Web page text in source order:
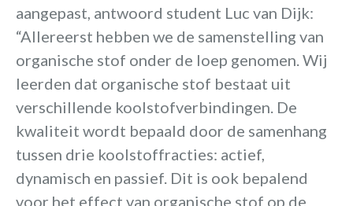
aangepast, antwoord student Luc van Dijk:
“Allereerst hebben we de samenstelling van
organische stof onder de loep genomen. Wij
leerden dat organische stof bestaat uit
verschillende koolstofverbindingen. De
kwaliteit wordt bepaald door de samenhang
tussen drie koolstoffracties: actief,
dynamisch en passief. Dit is ook bepalend
voor het effect van organische stof op de